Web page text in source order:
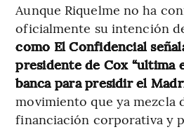
Aunque Riquelme no ha
oficialmente su intención
como El Confidencial
presidente de Cox “ultima
banca para presidir el
movimiento que ya mezcla
financiación corporativa y